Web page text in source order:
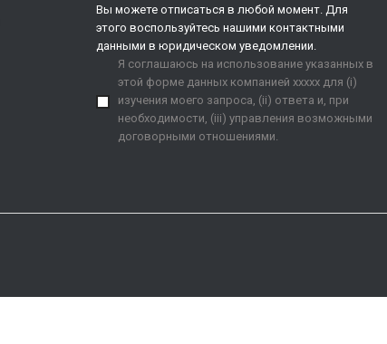
Вы можете отписаться в любой момент. Для
этого воспользуйтесь нашими контактными
данными в юридическом уведомлении.
Я соглашаюсь на использование указанных в
этой форме данных компанией xxxxx для (i)
изучения моего запроса, (ii) ответа и, при
необходимости, (iii) управления возможными
договорными отношениями.